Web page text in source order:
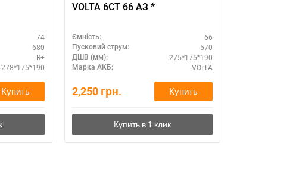
74
680
R+
278*175*190
Купить
VOLTA 6СТ 66 АЗ *
Ємність: 66
Пусковий струм: 570
ДШВ (мм): 275*175*190
Марка АКБ: VOLTA
2,250 грн. Купить